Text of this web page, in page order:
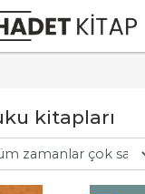
kitapları